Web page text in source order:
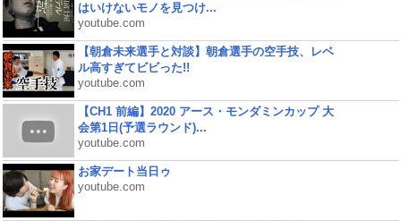
はいけないモノを見つけ...
youtube.com
【朝倉未来選手と対談】朝倉選手の空手技、レベ
ル高すぎてビビった!!
youtube.com
【CH1 前編】2020 アース・モンダミンカップ 大
会第1日(予選ラウンド)...
youtube.com
お家デート当日ゥ
youtube.com